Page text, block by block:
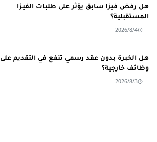
هل رفض فيزا سابق يؤثر على طلبات الفيزا
المستقبلية؟
2026/8/4
هل الخبرة بدون عقد رسمي تنفع في التقديم على
وظائف خارجية؟
2026/8/3